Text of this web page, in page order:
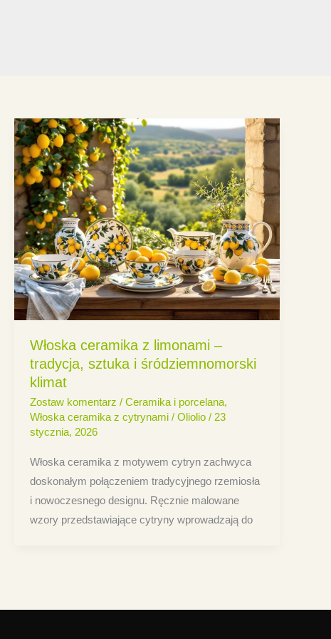
Włoska ceramika z limonami –
tradycja, sztuka i śródziemnomorski
klimat
Zostaw komentarz /Ceramika i porcelana,
Włoska ceramika z cytrynami /Oliolio/ 23
stycznia, 2026
Włoska ceramika z motywem cytryn zachwyca
doskonałym połączeniem tradycyjnego rzemiosła
i nowoczesnego designu. Ręcznie malowane
wzory przedstawiające cytryny wprowadzają do